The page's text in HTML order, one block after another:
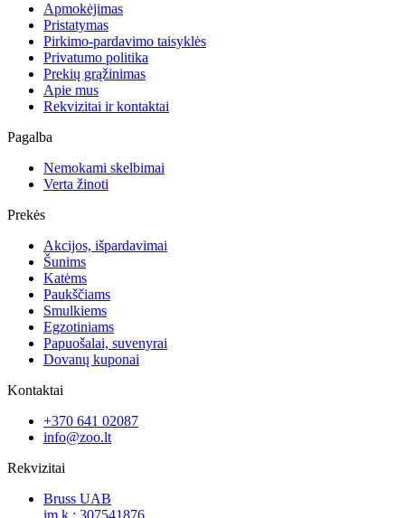
Apmokėjimas
Pristatymas
Pirkimo-pardavimo taisyklės
Privatumo politika
Prekių grąžinimas
Apie mus
Rekvizitai ir kontaktai
Pagalba
Nemokami skelbimai
Verta žinoti
Prekės
Akcijos, išpardavimai
Šunims
Katėms
Paukščiams
Smulkiems
Egzotiniams
Papuošalai, suvenyrai
Dovanų kuponai
Kontaktai
+370 641 02087
info@zoo.lt
Rekvizitai
Bruss UAB